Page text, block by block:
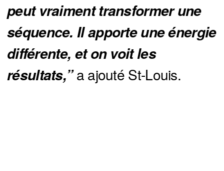
peut vraiment transformer une
séquence. Il apporte une énergie
différente, et on voit les
résultats,” a ajouté St-Louis.